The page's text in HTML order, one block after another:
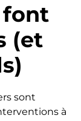
font
(et
sont
à